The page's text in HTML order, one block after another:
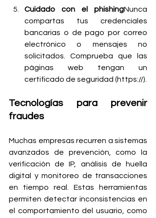
Cuidado con el phishingNunca
compartas tus credenciales
bancarias o de pago por correo
electrónico o mensajes no
solicitados. Comprueba que las
páginas web tengan un
certificado de seguridad (https://).
Tecnologías para prevenir
fraudes
Muchas empresas recurren a sistemas
avanzados de prevención, como la
verificación de IP, análisis de huella
digital y monitoreo de transacciones
en tiempo real. Estas herramientas
permiten detectar inconsistencias en
el comportamiento del usuario, como